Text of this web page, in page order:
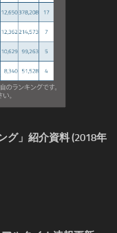
グ」紹介資料 (2018年